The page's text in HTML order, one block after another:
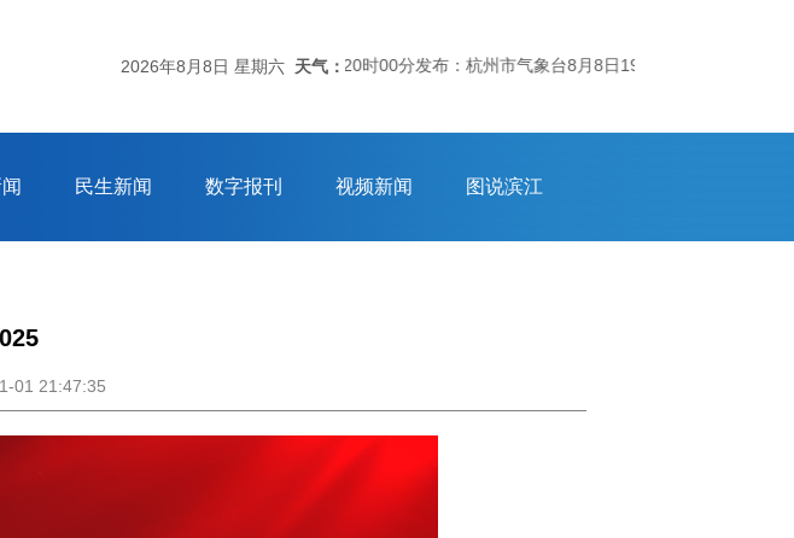
2026年8月8日 星期六 天气：
杭州市气象台08日20时00分发布：杭州市气象台8月8日19时50分发布的台风警
民生新闻 数字报刊 视频新闻 图说滨江
01 21:47:35